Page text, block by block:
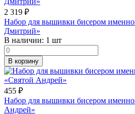
2 319 ₽
Набор для вышивки бисером
Дмитрий»
В наличии: 1 шт
В корзину
455 ₽
Набор для вышивки бисером
Андрей»